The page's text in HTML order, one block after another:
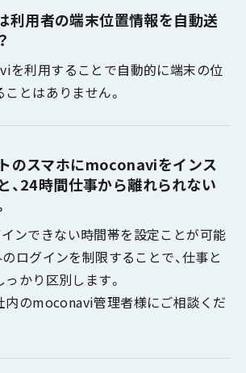
用者の端末位置情報を自動送
を利用することで自動的に端末の位
とはありません。
のスマホにmoconaviをインス
、24時間仕事から離れられない
ンできない時間帯を設定ことが可能
ログインを制限することで、仕事と
かり区別します。
内のmoconavi管理者様にご相談くだ